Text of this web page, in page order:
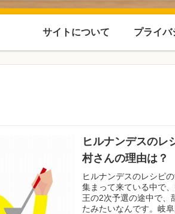
サイトについて プライバ
ヒルナンデスのレ
村さんの理由は？
ヒルナンデスのレシピ
集まって来ている中で
王の2次予選の途中で、
たみたいなんです。岐